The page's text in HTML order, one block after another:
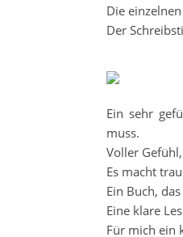
Die
Der
Ein sehr
muss.
Voller
Es macht
Ein Buch,
Eine klare
Für mich ein